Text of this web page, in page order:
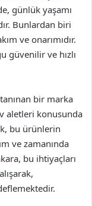
günlük yaşamı
Bunlardan biri
ve onarımıdır.
güvenilir ve hızlı
bir marka
aletleri konusunda
bu ürünlerin
ve zamanında
bu ihtiyaçları